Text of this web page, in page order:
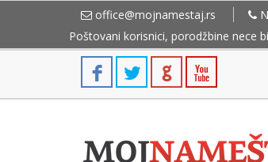
office@mojnamestaj.rs
Poštovani korisnici, porodžbine nece